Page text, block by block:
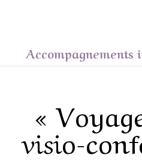
Accompagnements
«
visio-